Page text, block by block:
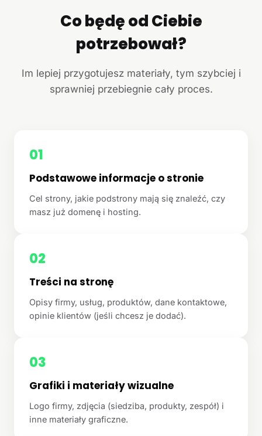
Co będę od Ciebie
potrzebował?
Im lepiej przygotujesz materiały, tym szybciej i
sprawniej przebiegnie cały proces.
01
Podstawowe informacje o stronie
Cel strony, jakie podstrony mają się znaleźć, czy
masz już domenę i hosting.
02
Treści na stronę
Opisy firmy, usług, produktów, dane kontaktowe,
opinie klientów (jeśli chcesz je dodać).
03
Grafiki i materiały wizualne
Logo firmy, zdjęcia (siedziba, produkty, zespół) i
inne materiały graficzne.